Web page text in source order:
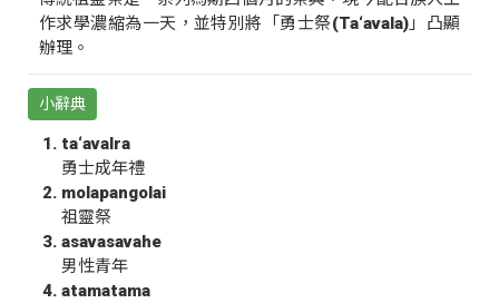
作求學濃縮為一天，並特別將「勇士祭(Ta‘avala)」凸顯
辦理。
小辭典
ta‘avalra
勇士成年禮
molapangolai
祖靈祭
asavasavahe
男性青年
atamatama